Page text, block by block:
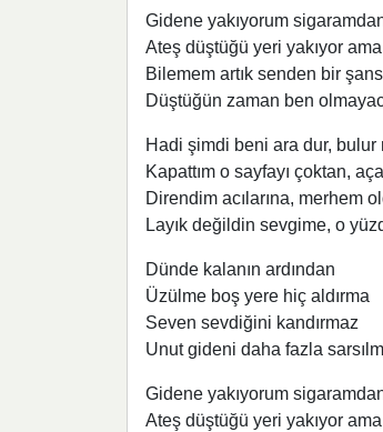
Gidene yakıyorum
Ateş düştüğü yeri yakıyor ama
Bilemem artık senden bir
Düştüğün zaman ben
Hadi şimdi beni ara dur, bulur
Kapattım o sayfayı çoktan,
Direndim acılarına, merhem
Layık değildin sevgime, o
Dünde kalanın ardından
Üzülme boş yere hiç aldırma
Seven sevdiğini kandırmaz
Unut gideni daha fazla
Gidene yakıyorum
Ateş düştüğü yeri yakıyor ama